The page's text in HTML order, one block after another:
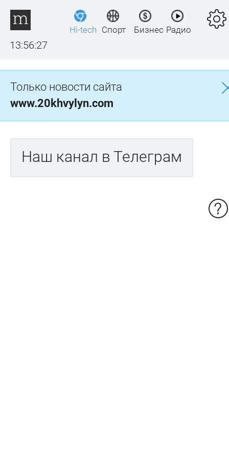
13:56:27
Hi-tech Спорт Бизнес Радио
Только новости сайта
www.20khvylyn.com
Наш канал в Телеграм